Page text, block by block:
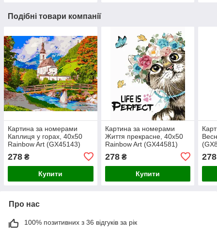
Подібні товари компанії
Картина за номерами
Каплиця у горах, 40х50
Rainbow Art (GX45143)
278 ₴
Купити
Картина за номерами
Життя прекрасне, 40х50
Rainbow Art (GX44581)
278₴
Купити
278
Про нас
100% позитивних з 36 відгуків за рік